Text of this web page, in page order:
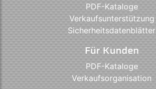
PDF-Kataloge
Verkaufsunterstützung
Sicherheitsdatenblätter
Für Kunden
PDF-Kataloge
Verkaufsorganisation